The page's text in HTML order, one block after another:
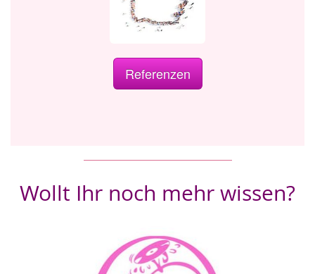
Referenzen
Wollt Ihr noch mehr wissen?